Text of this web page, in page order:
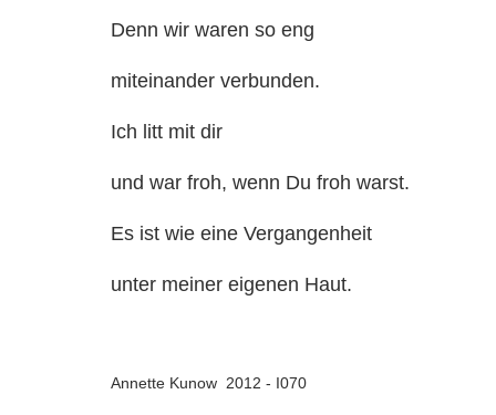
Denn wir waren so eng
miteinander verbunden.
Ich litt mit dir
und war froh, wenn Du froh warst.
Es ist wie eine Vergangenheit
unter meiner eigenen Haut.
Annette Kunow 2012 - I070